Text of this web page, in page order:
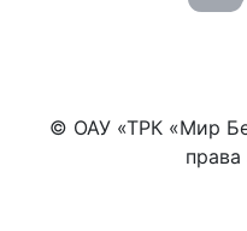
© ОАУ «ТРК «Мир